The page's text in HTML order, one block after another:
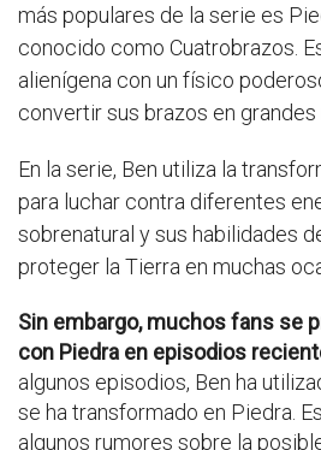
más populares de la serie es
conocido como Cuatrobrazos.
alienígena con un físico
convertir sus brazos en grandes
En la serie, Ben utiliza la
para luchar contra diferentes
sobrenatural y sus habilidades
proteger la Tierra en muchas
Sin embargo, muchos fans se
con Piedra en episodios
algunos episodios, Ben ha
se ha transformado en Piedra.
algunos rumores sobre la